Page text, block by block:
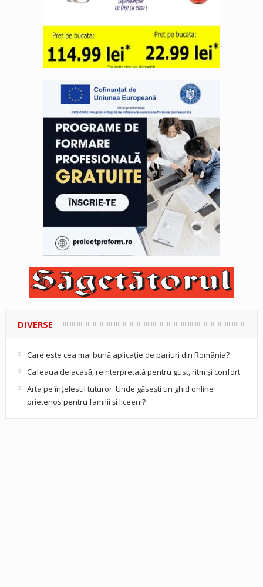
DIVERSE
Care este cea mai bună aplicație de pariuri din România?
Cafeaua de acasă, reinterpretată pentru gust, ritm și confort
Arta pe înțelesul tuturor: Unde găsești un ghid online
prietenos pentru familii și liceeni?